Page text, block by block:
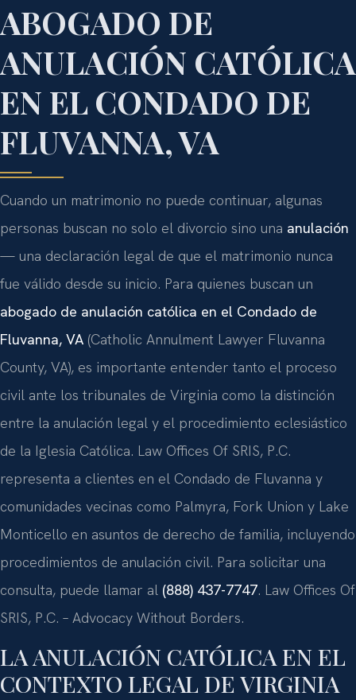
ABOGADO DE
ANULACIÓN CATÓLICA
EN EL CONDADO DE
FLUVANNA, VA
Cuando un matrimonio no puede continuar, algunas
personas buscan no solo el divorcio sino una anulación
— una declaración legal de que el matrimonio nunca
fue válido desde su inicio. Para quienes buscan un
abogado de anulación católica en el Condado de
Fluvanna, VA (Catholic Annulment Lawyer Fluvanna
County, VA), es importante entender tanto el proceso
civil ante los tribunales de Virginia como la distinción
entre la anulación legal y el procedimiento eclesiástico
de la Iglesia Católica. Law Offices Of SRIS, P.C.
representa a clientes en el Condado de Fluvanna y
comunidades vecinas como Palmyra, Fork Union y Lake
Monticello en asuntos de derecho de familia, incluyendo
procedimientos de anulación civil. Para solicitar una
consulta, puede llamar al (888) 437-7747. Law Offices Of
SRIS, P.C. – Advocacy Without Borders.
LA ANULACIÓN CATÓLICA EN EL
CONTEXTO LEGAL DE VIRGINIA